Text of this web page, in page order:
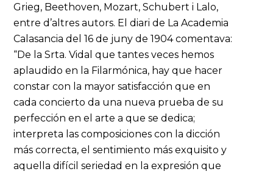
Grieg, Beethoven, Mozart, Schubert i Lalo,
entre d’altres autors. El diari de La Academia
Calasancia del 16 de juny de 1904 comentava:
“De la Srta. Vidal que tantes veces hemos
aplaudido en la Filarmónica, hay que hacer
constar con la mayor satisfacción que en
cada concierto da una nueva prueba de su
perfección en el arte a que se dedica;
interpreta las composiciones con la dicción
más correcta, el sentimiento más exquisito y
aquella difícil seriedad en la expresión que